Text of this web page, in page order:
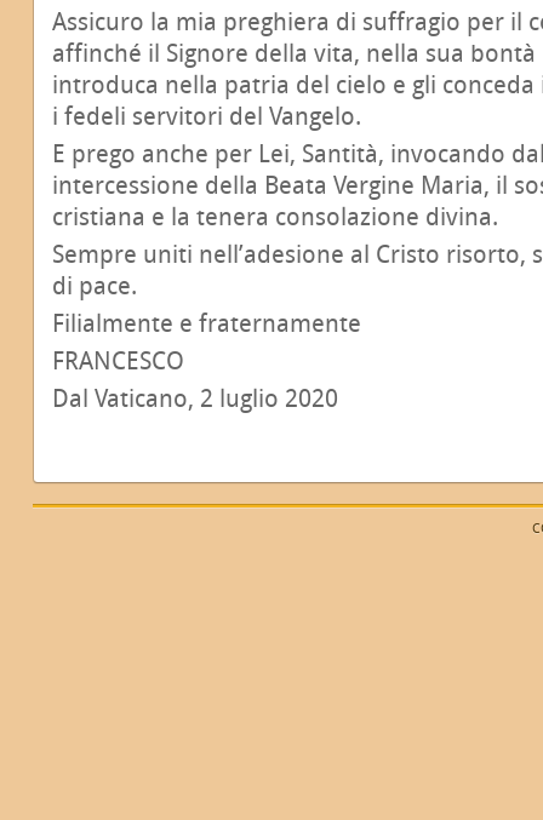
Assicuro la mia preghiera di suffragio per il
affinché il Signore della vita, nella sua
introduca nella patria del cielo e gli
i fedeli servitori del Vangelo.
E prego anche per Lei, Santità, invocando
intercessione della Beata Vergine Maria, il
cristiana e la tenera consolazione divina.
Sempre uniti nell’adesione al Cristo risorto,
di pace.
Filialmente e fraternamente
FRANCESCO
Dal Vaticano, 2 luglio 2020